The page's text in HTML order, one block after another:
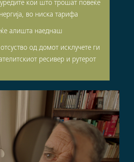
уредите кои што трошат повеќе
во ниска тарифа
алишта наеднаш
од домот исклучете ги
ресивер и рутерот